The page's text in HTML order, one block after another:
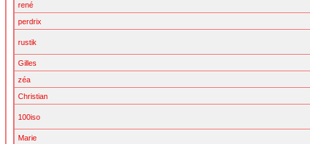
rené
perdrix
rustik
Gilles
zéa
Christian
100iso
Marie